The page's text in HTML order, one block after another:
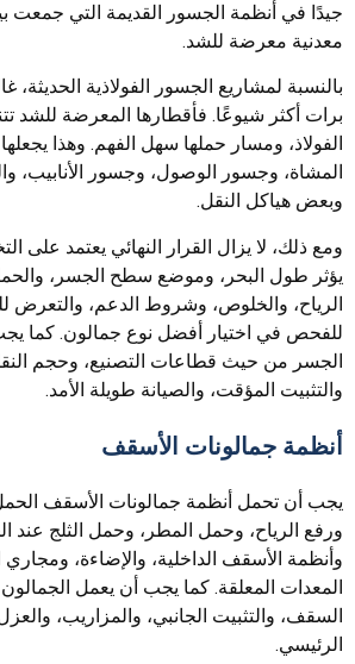
جيدًا في أنظمة الجسور القديمة التي
معدنية معرضة للشد.
بالنسبة لمشاريع الجسور الفولاذية الحديثة،
برات أكثر شيوعًا. فأقطارها المعرضة للشد
الفولاذ، ومسار حملها سهل الفهم. وهذا
المشاة، وجسور الوصول، وجسور الأنابيب،
وبعض هياكل النقل.
ومع ذلك، لا يزال القرار النهائي يعتمد على
يؤثر طول البحر، وموضع سطح الجسر،
الرياح، والخلوص، وشروط الدعم، والتعرض
للفحص في اختيار أفضل نوع جمالون. كما
الجسر من حيث قطاعات التصنيع، وحجم
والتثبيت المؤقت، والصيانة طويلة الأمد.
أنظمة جمالونات الأسقف
يجب أن تحمل أنظمة جمالونات الأسقف
ورفع الرياح، وحمل المطر، وحمل الثلج عند
وأنظمة الأسقف الداخلية، والإضاءة، ومجاري
المعدات المعلقة. كما يجب أن يعمل الجمالون
السقف، والتثبيت الجانبي، والمزاريب،
الرئيسي.